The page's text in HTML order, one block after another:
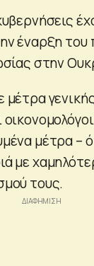
έναρξη του
στην
μέτρα –
με
τους.